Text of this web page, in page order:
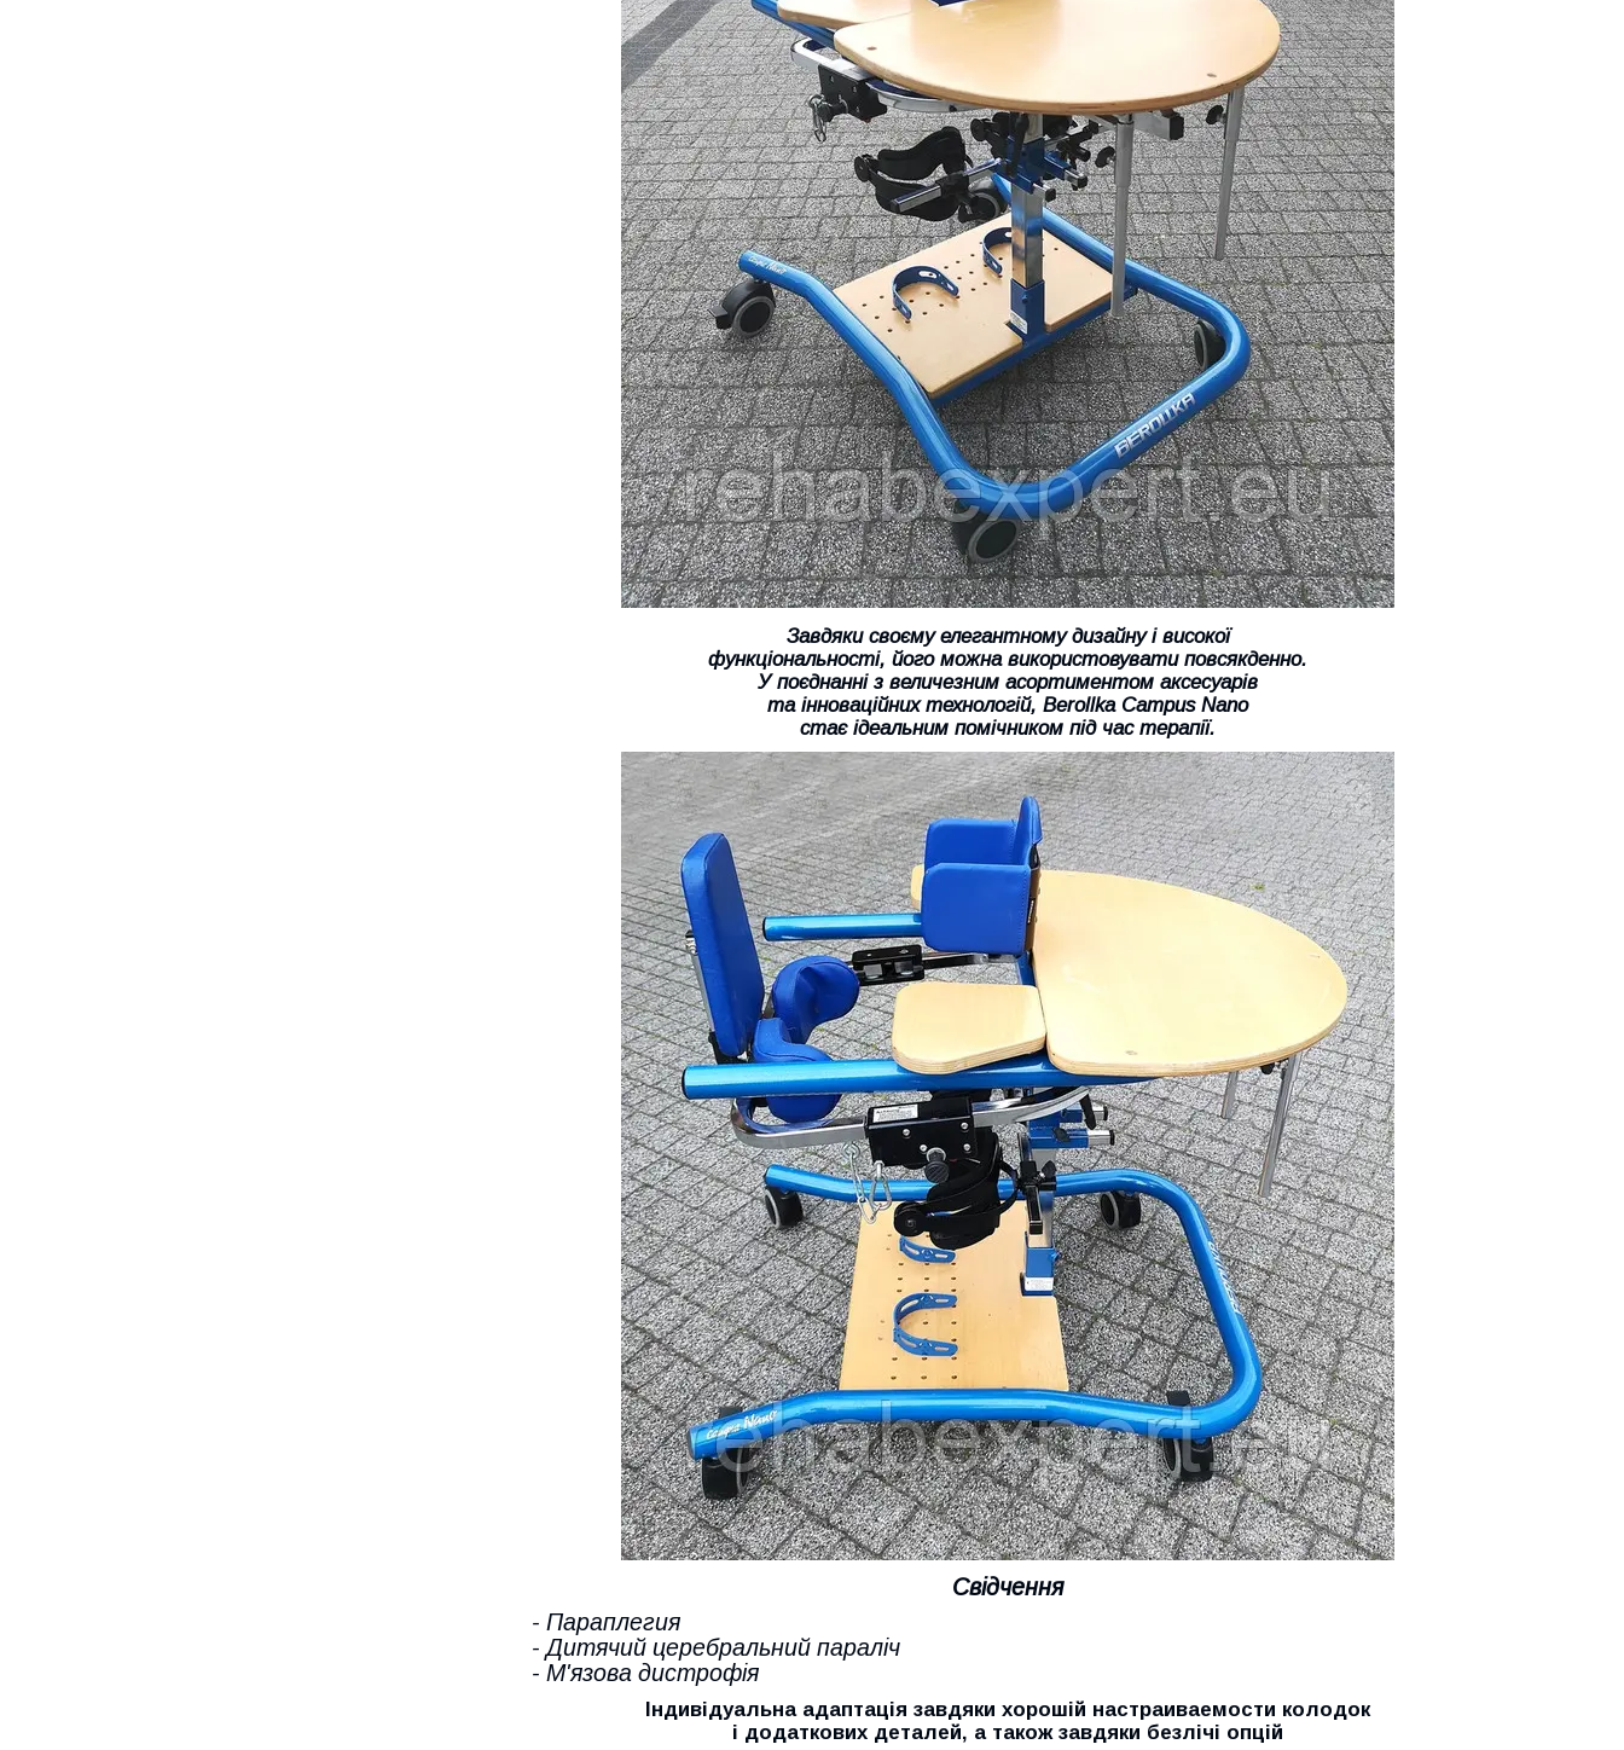
Завдяки своєму елегантному дизайну і високої
функціональності, його можна використовувати повсякденно.
У поєднанні з величезним асортиментом аксесуарів
та інноваційних технологій, Berollka Campus Nano
стає ідеальним помічником під час терапії.
Свідчення
- Параплегия
- Дитячий церебральний параліч
- М'язова дистрофія
Індивідуальна адаптація завдяки хорошій настраиваемости колодок
і додаткових деталей, а також завдяки безлічі опцій